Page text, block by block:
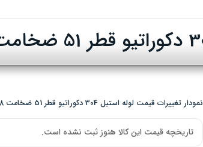
نمودار تغییرات قیمت لوله استیل 304 دکوراتیو قطر 51 ضخامت 0.8 م.م طلایی
تاریخچه قیمت این کالا هنوز ثبت نشده است.